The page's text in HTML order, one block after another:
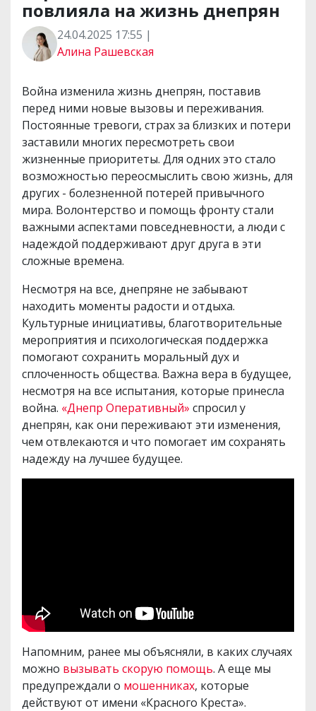
повлияла на жизнь днепрян
24.04.2025 17:55 |
Алина Рашевская
Война изменила жизнь днепрян, поставив
перед ними новые вызовы и переживания.
Постоянные тревоги, страх за близких и потери
заставили многих пересмотреть свои
жизненные приоритеты. Для одних это стало
возможностью переосмыслить свою жизнь, для
других - болезненной потерей привычного
мира. Волонтерство и помощь фронту стали
важными аспектами повседневности, а люди с
надеждой поддерживают друг друга в эти
сложные времена.
Несмотря на все, днепряне не забывают
находить моменты радости и отдыха.
Культурные инициативы, благотворительные
мероприятия и психологическая поддержка
помогают сохранить моральный дух и
сплоченность общества. Важна вера в будущее,
несмотря на все испытания, которые принесла
война. «Днепр Оперативный» спросил у
днепрян, как они переживают эти изменения,
чем отвлекаются и что помогает им сохранять
надежду на лучшее будущее.
Напомним, ранее мы объясняли, в каких случаях
можно вызывать скорую помощь. А еще мы
предупреждали о мошенниках, которые
действуют от имени «Красного Креста».